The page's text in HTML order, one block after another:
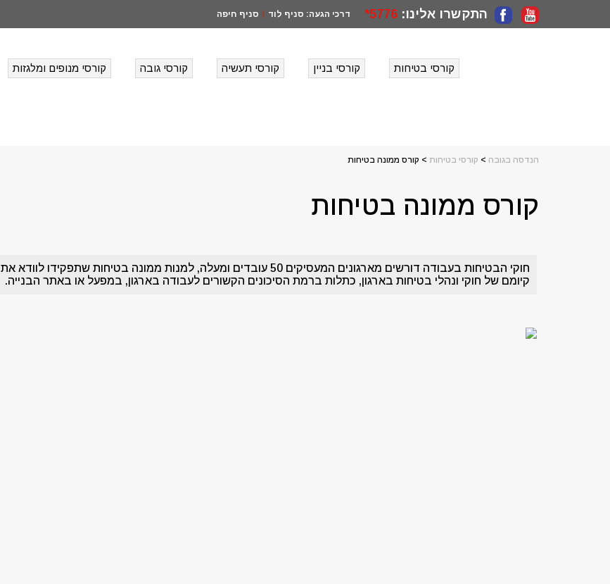
התקשרו אלינו: 5776* דרכי הגעה: סניף לוד סניף חיפה
קורסי בטיחות קורסי בניין קורסי תעשיה קורסי גובה קורסי מנופים ומלגזות
הנדסה בגובה > קורסי בטיחות > קורס ממונה בטיחות
קורס ממונה בטיחות
חוקי הבטיחות בעבודה דורשים מארגונים המעסיקים 50 עובדים ומעלה, למנות ממונה בטיחות שתפקידו לוודא את
קיומם של חוקי ונהלי בטיחות בארגון, כתלות ברמת הסיכונים הקשורים לעבודה בארגון, במפעל או באתר הבנייה.